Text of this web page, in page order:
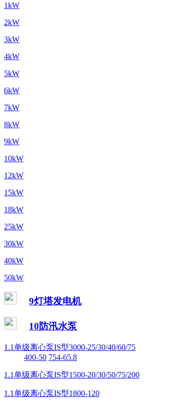
1kW
2kW
3kW
4kW
5kW
6kW
7kW
8kW
9kW
10kW
12kW
15kW
18kW
25kW
30kW
40kW
50kW
9灯塔发电机
10防汛水泵
1.1单级离心泵IS型3000-25/30/40/60/75
400-50 754-65.8
1.1单级离心泵IS型1500-20/30/50/75/200
1.1单级离心泵IS型1800-120